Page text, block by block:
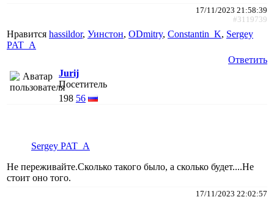
17/11/2023 21:58:39
#3119739
Нравится hassildor, Уинстон, ODmitry, Constantin_K, Sergey
PAT_A
Ответить
Jurij
Посетитель
198 56
Sergey PAT_A
Не переживайте.Сколько такого было, а сколько будет....Не
стоит оно того.
17/11/2023 22:02:57